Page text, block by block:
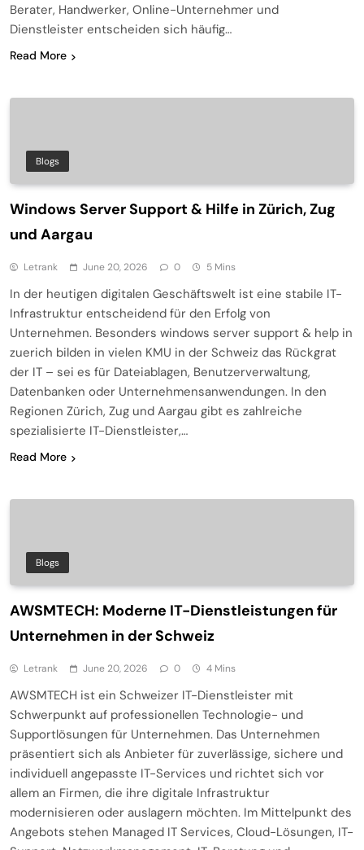
Berater, Handwerker, Online-Unternehmer und
Dienstleister entscheiden sich häufig…
Read More
Blogs
Windows Server Support & Hilfe in Zürich, Zug
und Aargau
Letrank June 20, 2026 0 5 Mins
In der heutigen digitalen Geschäftswelt ist eine stabile IT-
Infrastruktur entscheidend für den Erfolg von
Unternehmen. Besonders windows server support & help in
zuerich bilden in vielen KMU in der Schweiz das Rückgrat
der IT – sei es für Dateiablagen, Benutzerverwaltung,
Datenbanken oder Unternehmensanwendungen. In den
Regionen Zürich, Zug und Aargau gibt es zahlreiche
spezialisierte IT-Dienstleister,…
Read More
Blogs
AWSMTECH: Moderne IT-Dienstleistungen für
Unternehmen in der Schweiz
Letrank June 20, 2026 0 4 Mins
AWSMTECH ist ein Schweizer IT-Dienstleister mit
Schwerpunkt auf professionellen Technologie- und
Supportlösungen für Unternehmen. Das Unternehmen
präsentiert sich als Anbieter für zuverlässige, sichere und
individuell angepasste IT-Services und richtet sich vor
allem an Firmen, die ihre digitale Infrastruktur
modernisieren oder auslagern möchten. Im Mittelpunkt des
Angebots stehen Managed IT Services, Cloud-Lösungen, IT-